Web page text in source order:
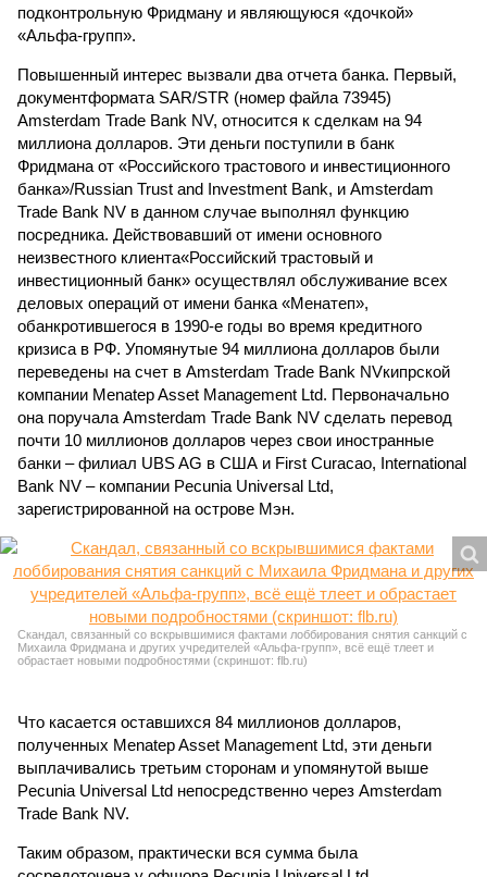
подконтрольную Фридману и являющуюся «дочкой»
«Альфа-групп».
Повышенный интерес вызвали два отчета банка. Первый,
документформата SAR/STR (номер файла 73945)
Amsterdam Trade Bank NV, относится к сделкам на 94
миллиона долларов. Эти деньги поступили в банк
Фридмана от «Российского трастового и инвестиционного
банка»/Russian Trust and Investment Bank, и Amsterdam
Trade Bank NV в данном случае выполнял функцию
посредника. Действовавший от имени основного
неизвестного клиента«Российский трастовый и
инвестиционный банк» осуществлял обслуживание всех
деловых операций от имени банка «Менатеп»,
обанкротившегося в 1990-е годы во время кредитного
кризиса в РФ. Упомянутые 94 миллиона долларов были
переведены на счет в Amsterdam Trade Bank NVкипрской
компании Menatep Asset Management Ltd. Первоначально
она поручала Amsterdam Trade Bank NV сделать перевод
почти 10 миллионов долларов через свои иностранные
банки – филиал UBS AG в США и First Curacao, International
Bank NV – компании Pecunia Universal Ltd,
зарегистрированной на острове Мэн.
Скандал, связанный со вскрывшимися фактами лоббирования снятия санкций с
Михаила Фридмана и других учредителей «Альфа-групп», всё ещё тлеет и
обрастает новыми подробностями (скриншот: flb.ru)
Что касается оставшихся 84 миллионов долларов,
полученных Menatep Asset Management Ltd, эти деньги
выплачивались третьим сторонам и упомянутой выше
Pecunia Universal Ltd непосредственно через Amsterdam
Trade Bank NV.
Таким образом, практически вся сумма была